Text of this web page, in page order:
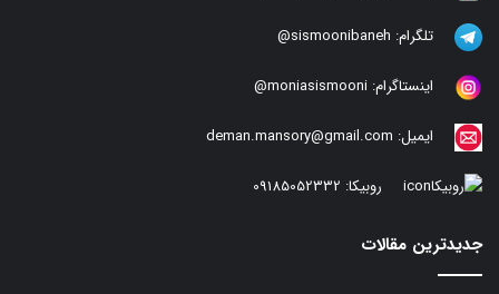
تلگرام: sismoonibaneh@
اینستاگرام: moniasismooni@
ایمیل: deman.mansory@gmail.com
روبیکا: 09185052332
جدیدترین مقالات